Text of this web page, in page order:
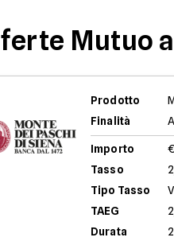
Mutuo
Prodotto
Finalità
Importo
Tasso
Tipo Tasso
TAEG
Durata